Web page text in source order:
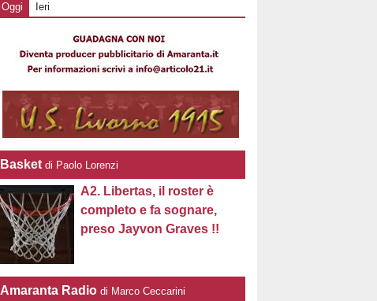
Oggi Ieri
Basket di Paolo Lorenzi
A2. Libertas, il roster è
completo e fa sognare,
preso Jayvon Graves !!
Amaranta Radio di Marco Ceccarini